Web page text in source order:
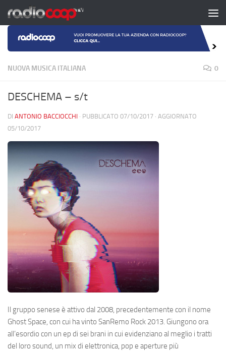
Salta al contenuto
NUOVA MUSICA ITALIANA 0
DESCHEMA – s/t
DI ANTONIO BACCIOCCHI · PUBBLICATO 07/10/2017 · AGGIORNATO
05/10/2017
Il gruppo senese è attivo dal 2008, precedentemente con il nome
Ghost Space, con cui ha vinto SanRemo Rock 2013. Giungono ora
all’esordio con un ep di sei brani in cui evidenziano al meglio i tratti
del loro sound, un mix di elettronica, pop e aperture più